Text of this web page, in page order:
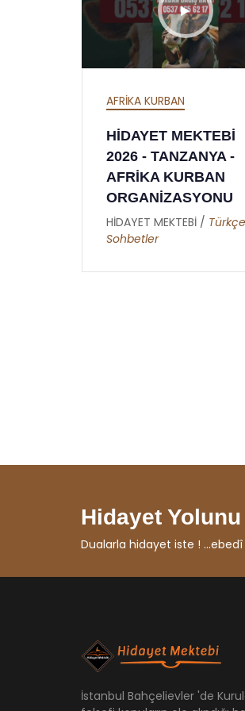
AFRİKA İFTAR
HİDAYET MEKTEBİ
2026 İFTAR
ORGANİZASYONU -
TANZANYA -
HİDAYET MEKTEBİ /Metin
Duymaz
Hidayet
Dualarla hidayet iste ! ...ebedî
İstanbul Bahçelievler 'de